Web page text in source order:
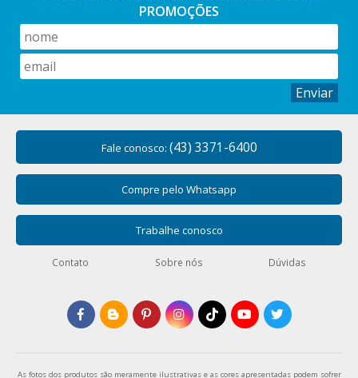
PROMOÇÕES
Enviar
Fale conosco: (43) 3371-6400
Compre pelo Whatsapp
Trabalhe conosco
Contato Sobre nós Dúvidas
As fotos dos produtos são meramente ilustrativas e as cores apresentadas podem sofrer